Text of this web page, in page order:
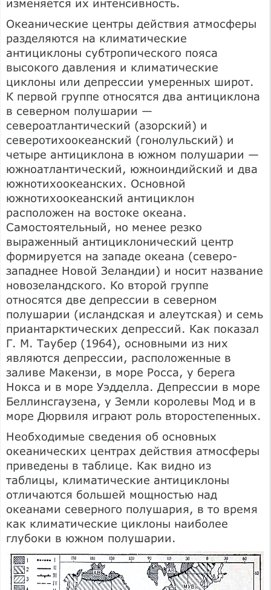
изменяется их интенсивность.
Океанические центры действия атмосферы
разделяются на климатические
антициклоны субтропического пояса
высокого давления и климатические
циклоны или депрессии умеренных широт.
К первой группе относятся два антициклона
в северном полушарии —
североатлантический (азорский) и
северотихоокеанский (гонолульский) и
четыре антициклона в южном полушарии —
южноатлантический, южноиндийский и два
южнотихоокеанских. Основной
южнотихоокеанский антициклон
расположен на востоке океана.
Самостоятельный, но менее резко
выраженный антициклонический центр
формируется на западе океана (северо-
западнее Новой Зеландии) и носит название
новозеландского. Ко второй группе
относятся две депрессии в северном
полушарии (исландская и алеутская) и семь
приантарктических депрессий. Как показал
Г. М. Таубер (1964), основными из них
являются депрессии, расположенные в
заливе Макензи, в море Росса, у берега
Нокса и в море Уэдделла. Депрессии в море
Беллинсгаузена, у Земли королевы Мод и в
море Дюрвиля играют роль второстепенных.
Необходимые сведения об основных
океанических центрах действия атмосферы
приведены в таблице. Как видно из
таблицы, климатические антициклоны
отличаются большей мощностью над
океанами северного полушария, в то время
как климатические циклоны наиболее
глубоки в южном полушарии.